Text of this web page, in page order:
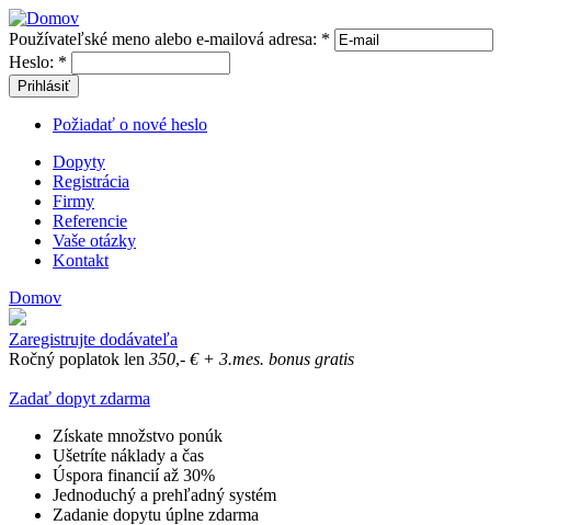
Používateľské meno alebo e-mailová adresa: *
Heslo: *
Prihlásiť
Požiadať o nové heslo
Dopyty
Registrácia
Firmy
Referencie
Vaše otázky
Kontakt
Domov
Zaregistrujte dodávateľa
Ročný poplatok len 350,- € + 3.mes. bonus gratis
Zadať dopyt zdarma
Získate množstvo ponúk
Ušetríte náklady a čas
Úspora financií až 30%
Jednoduchý a prehľadný systém
Zadanie dopytu úplne zdarma